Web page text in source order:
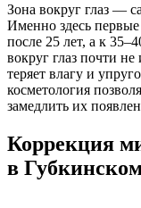
Зона вокруг глаз —
Именно здесь
после 25 лет, а к
вокруг глаз почти
теряет влагу и
косметология
замедлить их
Коррекция
в